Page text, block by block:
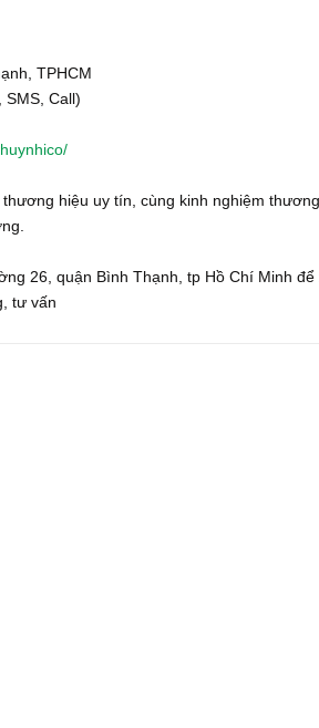
TPHCM
Call)
hiệu uy tín, cùng kinh nghiệm
26, quận Bình Thạnh, tp Hồ Chí Minh
tư vấn